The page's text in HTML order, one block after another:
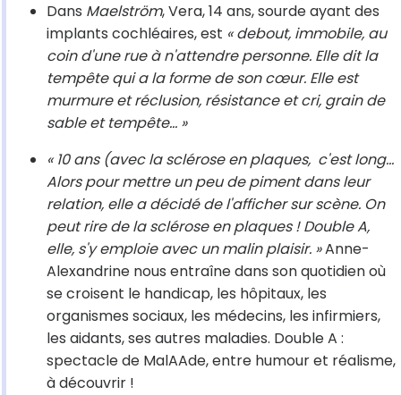
Dans Maelström, Vera, 14 ans, sourde ayant des
implants cochléaires, est « debout, immobile, au
coin d'une rue à n'attendre personne. Elle dit la
tempête qui a la forme de son cœur. Elle est
murmure et réclusion, résistance et cri, grain de
sable et tempête… »
« 10 ans (avec la sclérose en plaques, c'est long...
Alors pour mettre un peu de piment dans leur
relation, elle a décidé de l'afficher sur scène. On
peut rire de la sclérose en plaques ! Double A,
elle, s'y emploie avec un malin plaisir. »Anne-
Alexandrine nous entraîne dans son quotidien où
se croisent le handicap, les hôpitaux, les
organismes sociaux, les médecins, les infirmiers,
les aidants, ses autres maladies. Double A :
spectacle de MalAAde, entre humour et réalisme,
à découvrir !